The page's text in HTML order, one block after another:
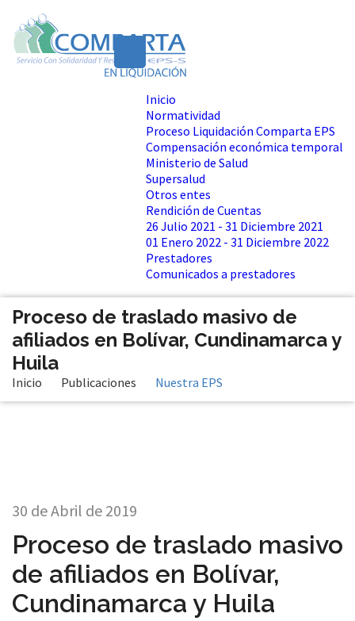
Inicio
Normatividad
Proceso Liquidación Comparta EPS
Compensación económica temporal
Ministerio de Salud
Supersalud
Otros entes
Rendición de Cuentas
26 Julio 2021 - 31 Diciembre 2021
01 Enero 2022 - 31 Diciembre 2022
Prestadores
Comunicados a prestadores
Proceso de traslado masivo de
afiliados en Bolívar, Cundinamarca y
Huila
Inicio Publicaciones Nuestra EPS
30 de Abril de 2019
Proceso de traslado masivo
de afiliados en Bolívar,
Cundinamarca y Huila